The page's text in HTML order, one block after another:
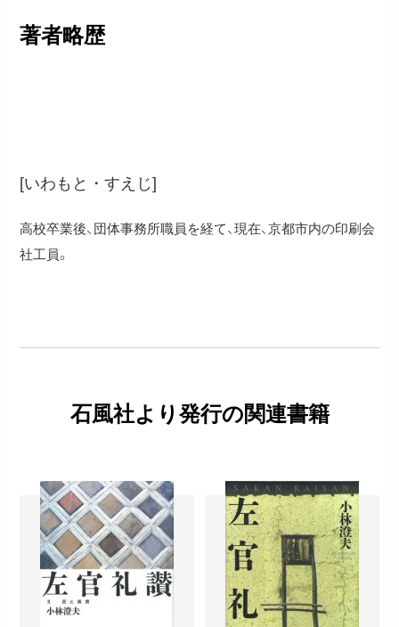
著者略歴
[いわもと・すえじ]
高校卒業後、団体事務所職員を経て、現在、京都市内の印刷会
社工員。
石風社より発行の関連書籍